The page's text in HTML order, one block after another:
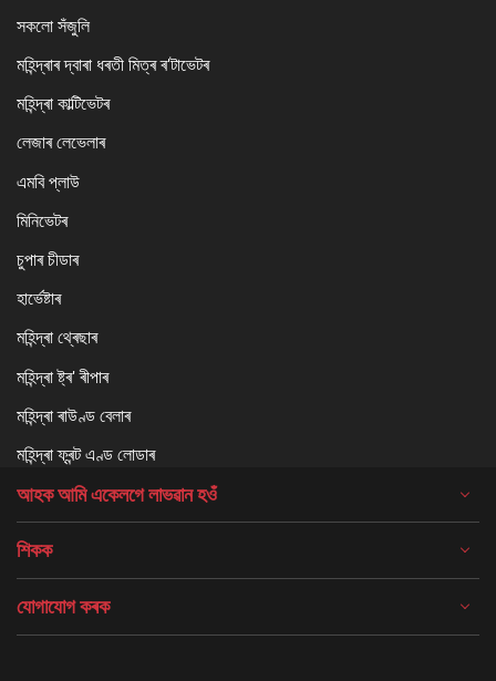
সকলো সঁজুলি
মহিন্দ্ৰাৰ দ্বাৰা ধৰতী মিত্ৰ ৰ'টাভেটৰ
মহিন্দ্ৰা কাল্টিভেটৰ
লেজাৰ লেভেলাৰ
এমবি প্লাউ
মিনিভেটৰ
চুপাৰ চীডাৰ
হাৰ্ভেষ্টাৰ
মহিন্দ্ৰা থ্ৰেছাৰ
মহিন্দ্ৰা ষ্ট্ৰ' ৰীপাৰ
মহিন্দ্ৰা ৰাউণ্ড বেলাৰ
মহিন্দ্ৰা ফ্ৰন্ট এণ্ড লোডাৰ
আহক আমি একেলগে লাভৱান হওঁ
শিকক
যোগাযোগ কৰক